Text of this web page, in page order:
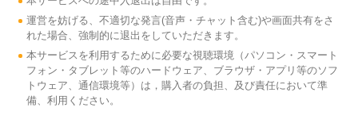
運営を妨げる、不適切な発言(音声・チャット含む)や画面共有をさ
れた場合、強制的に退出をしていただきます。
本サービスを利用するために必要な視聴環境（パソコン・スマート
フォン・タブレット等のハードウェア、ブラウザ・アプリ等のソフ
トウェア、通信環境等）は，購入者の負担、及び責任において準
備、利用ください。